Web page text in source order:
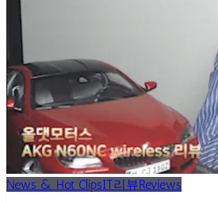
News & Hot ClipsIT리뷰Reviews